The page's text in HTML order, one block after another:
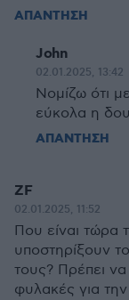
ΑΠΑΝΤΗΣΗ
John
02.01.2025, 13:42
Νομίζω ότι
εύκολα η
ΑΠΑΝΤΗΣΗ
ZF
02.01.2025, 11:52
Που είναι τώρα
υποστηρίξουν
τους? Πρέπει
φυλακές για